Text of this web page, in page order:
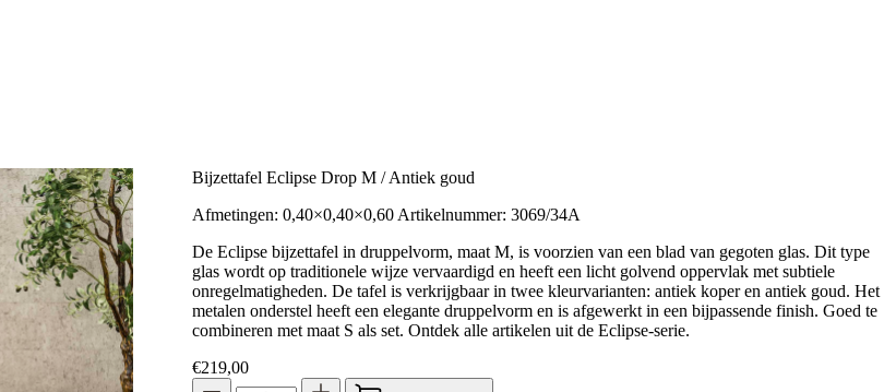
Bijzettafel Eclipse Drop M / Antiek goud
Afmetingen: 0,40×0,40×0,60 Artikelnummer: 3069/34A
De Eclipse bijzettafel in druppelvorm, maat M, is voorzien van een blad van gegoten glas. Dit type
glas wordt op traditionele wijze vervaardigd en heeft een licht golvend oppervlak met subtiele
onregelmatigheden. De tafel is verkrijgbaar in twee kleurvarianten: antiek koper en antiek goud. Het
metalen onderstel heeft een elegante druppelvorm en is afgewerkt in een bijpassende finish. Goed te
combineren met maat S als set. Ontdek alle artikelen uit de Eclipse-serie.
€219,00